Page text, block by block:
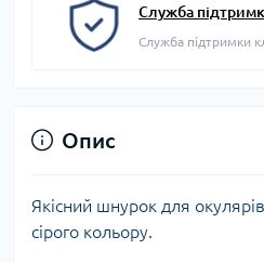
Служба
Служба підтримки
Опис
Якісний шнурок для
сірого кольору.